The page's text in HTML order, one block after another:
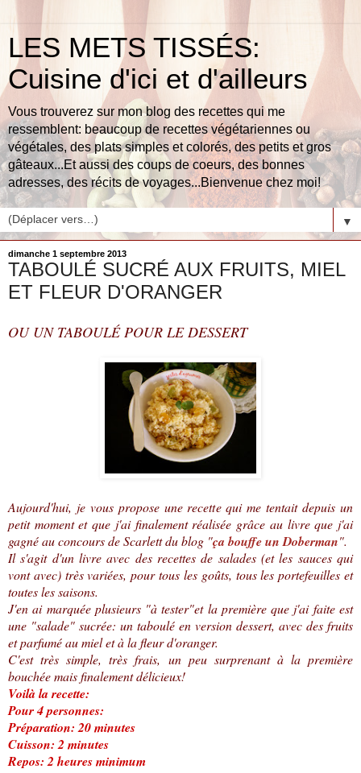
LES METS TISSÉS:
Cuisine d'ici et d'ailleurs
Vous trouverez sur mon blog des recettes qui me
ressemblent: beaucoup de recettes végétariennes ou
végétales, des plats simples et colorés, des petits et gros
gâteaux...Et aussi des coups de coeurs, des bonnes
adresses, des récits de voyages...Bienvenue chez moi!
▼
dimanche 1 septembre 2013
TABOULÉ SUCRÉ AUX FRUITS, MIEL
ET FLEUR D'ORANGER
OU UN TABOULÉ POUR LE DESSERT
Aujourd'hui, je vous propose une recette qui me tentait depuis un
petit moment et que j'ai finalement réalisée grâce au livre que j'ai
gagné au concours de Scarlett du blog "ça bouffe un Doberman".
Il s'agit d'un livre avec des recettes de salades (et les sauces qui
vont avec) très variées, pour tous les goûts, tous les portefeuilles et
toutes les saisons.
J'en ai marquée plusieurs "à tester"et la première que j'ai faite est
une "salade" sucrée: un taboulé en version dessert, avec des fruits
et parfumé au miel et à la fleur d'oranger.
C'est très simple, très frais, un peu surprenant à la première
bouchée mais finalement délicieux!
Voilà la recette:
Pour 4 personnes:
Préparation: 20 minutes
Cuisson: 2 minutes
Repos: 2 heures minimum